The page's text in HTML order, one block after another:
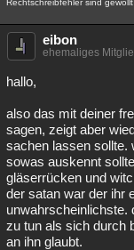
Rechtschreibfehler sind
eibon
ehemaliges
hallo,
also das mit deiner
sagen, zeigt aber
sachen lassen sollte.
sowas auskennt
gläserrücken und
der satan war der ihr
unwahrscheinlichste.
zu tun als sich durch
an ihn glaubt.